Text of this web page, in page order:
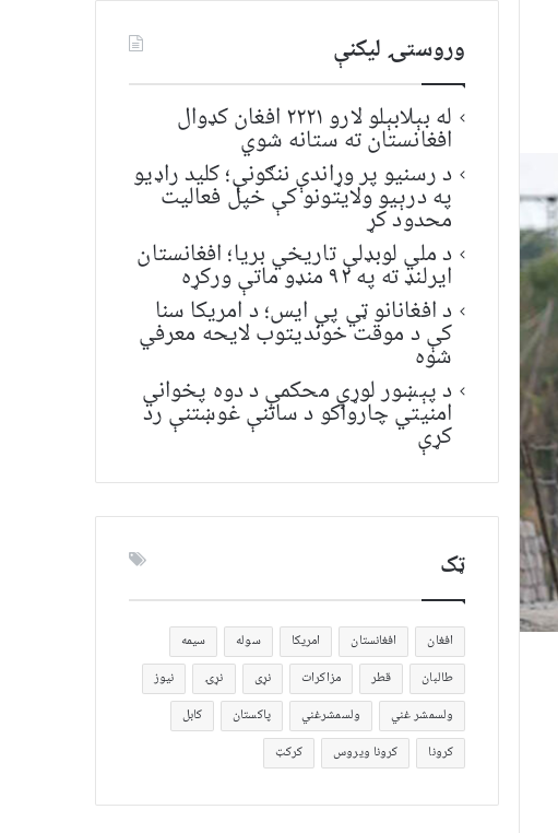
وروستۍ ليکنې
له بېلابېلو لارو ۲۲۲۱ افغان کډوال
افغانستان ته ستانه شوي
د رسنیو پر وړاندې ننګونې؛ کلید راډیو
په درېیو ولایتونو کې خپل فعالیت
محدود کړ
د ملي لوبډلې تاریخي بریا؛ افغانستان
ایرلنډ ته په ۹۲ منډو ماتې ورکړه
د افغانانو ټي پي ایس؛ د امریکا سنا
کې د موقت خونديتوب لایحه معرفي
شوه
د پېښور لوړې محکمې د دوه پخواني
امنیتي چارواکو د ساتنې غوښتنې رد
کړې
ټک
افغان افغانستان امریکا سوله
سیمه
طالبان
قطر مزاکرات نړی نړۍ
نیوز
ولسمشر غني
ولسمشرغني پاکستان
کابل
کرونا
کرونا ویروس کرکټ